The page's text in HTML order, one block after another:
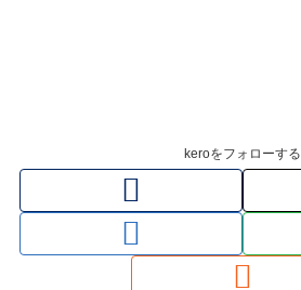
keroをフォローする